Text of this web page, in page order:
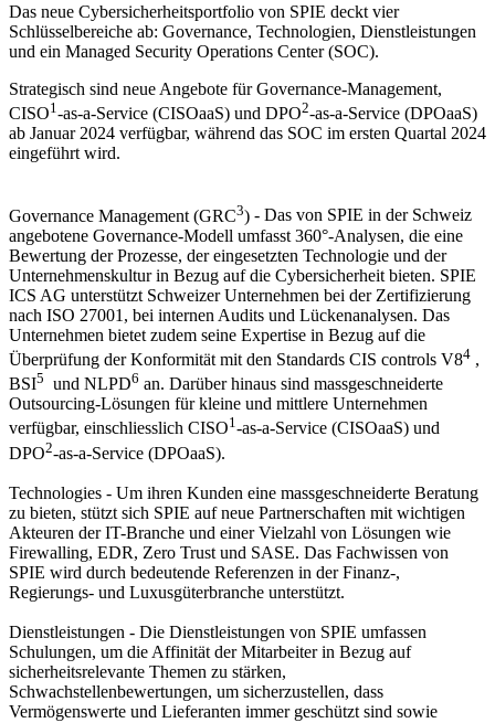
Das neue Cybersicherheitsportfolio von SPIE deckt vier
Schlüsselbereiche ab: Governance, Technologien, Dienstleistungen
und ein Managed Security Operations Center (SOC).
Strategisch sind neue Angebote für Governance-Management,
CISO1 -as-a-Service (CISOaaS) und DPO2-as-a-Service (DPOaaS)
ab Januar 2024 verfügbar, während das SOC im ersten Quartal 2024
eingeführt wird.
Governance Management (GRC3) - Das von SPIE in der Schweiz
angebotene Governance-Modell umfasst 360°-Analysen, die eine
Bewertung der Prozesse, der eingesetzten Technologie und der
Unternehmenskultur in Bezug auf die Cybersicherheit bieten. SPIE
ICS AG unterstützt Schweizer Unternehmen bei der Zertifizierung
nach ISO 27001, bei internen Audits und Lückenanalysen. Das
Unternehmen bietet zudem seine Expertise in Bezug auf die
Überprüfung der Konformität mit den Standards CIS controls V84 ,
BSI5 und NLPD6 an. Darüber hinaus sind massgeschneiderte
Outsourcing-Lösungen für kleine und mittlere Unternehmen
verfügbar, einschliesslich CISO1-as-a-Service (CISOaaS) und
DPO2-as-a-Service (DPOaaS).
Technologies - Um ihren Kunden eine massgeschneiderte Beratung
zu bieten, stützt sich SPIE auf neue Partnerschaften mit wichtigen
Akteuren der IT-Branche und einer Vielzahl von Lösungen wie
Firewalling, EDR, Zero Trust und SASE. Das Fachwissen von
SPIE wird durch bedeutende Referenzen in der Finanz-,
Regierungs- und Luxusgüterbranche unterstützt.
Dienstleistungen - Die Dienstleistungen von SPIE umfassen
Schulungen, um die Affinität der Mitarbeiter in Bezug auf
sicherheitsrelevante Themen zu stärken,
Schwachstellenbewertungen, um sicherzustellen, dass
Vermögenswerte und Lieferanten immer geschützt sind sowie